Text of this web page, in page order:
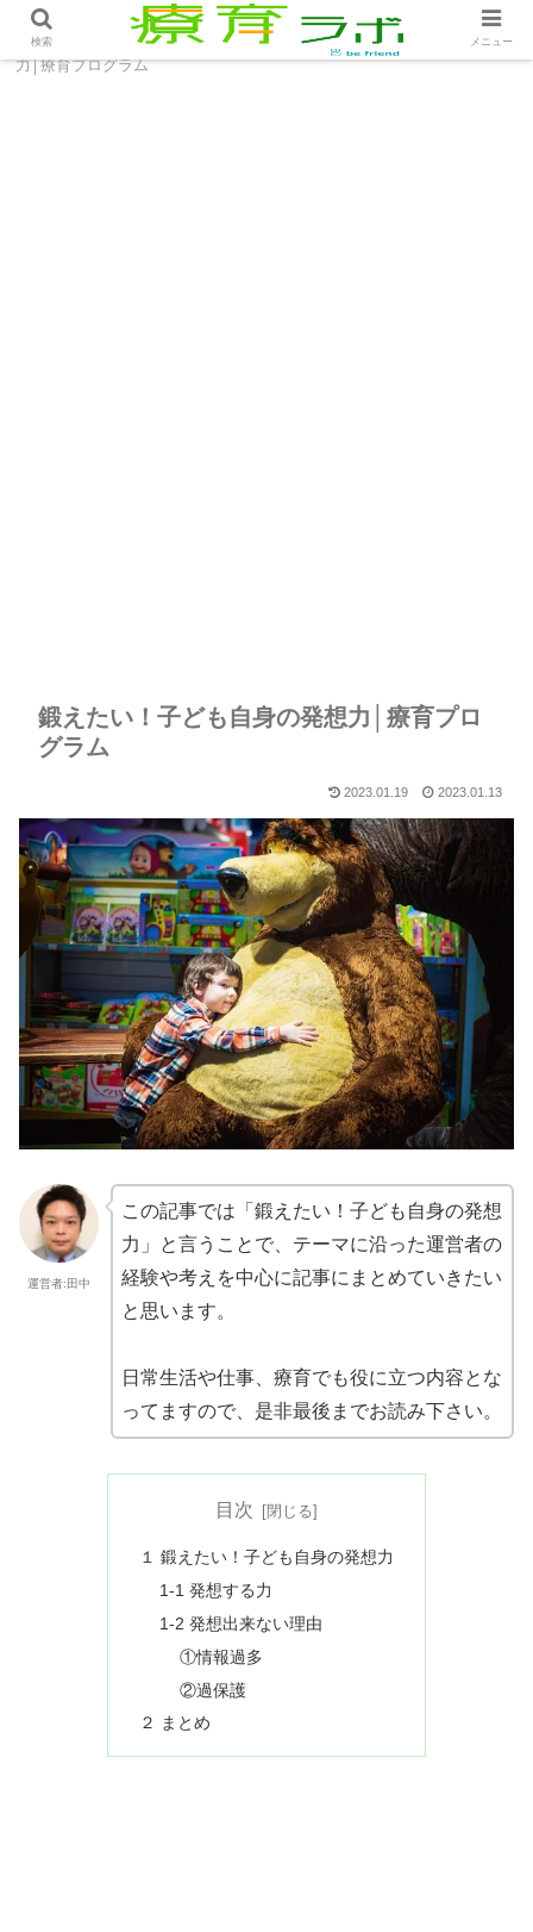
ホーム 療育プログラム
鍛えたい！子ども自身の発想
力│療育プログラム
鍛えたい！子ども自身の発想力│療育プロ
グラム
2023.01.19 2023.01.13
運営者:田中
この記事では「鍛えたい！子ども自身の発想
力」と言うことで、テーマに沿った運営者の
経験や考えを中心に記事にまとめていきたい
と思います。
日常生活や仕事、療育でも役に立つ内容とな
ってますので、是非最後までお読み下さい。
目次
１ 鍛えたい！子ども自身の発想力
1-1 発想する力
1-2 発想出来ない理由
①情報過多
②過保護
２ まとめ
検索 メニュー